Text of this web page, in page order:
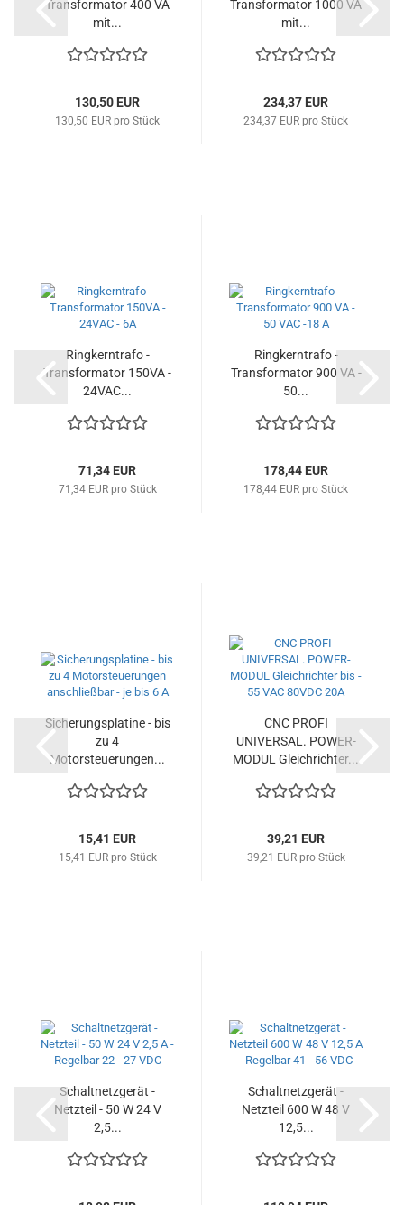
Transformator 400 VA
mit...
130,50 EUR
130,50 EUR pro Stück
Transformator 1000 VA
mit...
234,37 EUR
234,37 EUR pro Stück
Ringkerntrafo -
Transformator 150VA -
24VAC...
71,34 EUR
71,34 EUR pro Stück
Ringkerntrafo -
Transformator 900 VA -
50...
178,44 EUR
178,44 EUR pro Stück
Sicherungsplatine - bis
zu 4
Motorsteuerungen...
15,41 EUR
15,41 EUR pro Stück
CNC PROFI
UNIVERSAL. POWER-
MODUL Gleichrichter...
39,21 EUR
39,21 EUR pro Stück
Schaltnetzgerät -
Netzteil - 50 W 24 V
2,5...
Schaltnetzgerät -
Netzteil 600 W 48 V
12,5...